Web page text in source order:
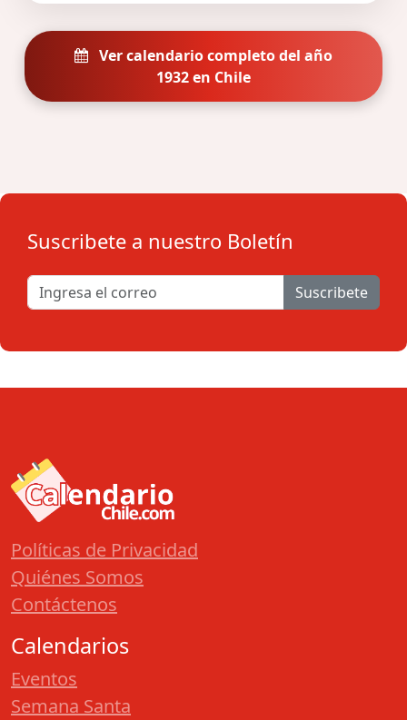
Ver calendario completo del año
1932 en Chile
Suscribete a nuestro Boletín
Suscribete
Políticas de Privacidad
Quiénes Somos
Contáctenos
Calendarios
Eventos
Semana Santa